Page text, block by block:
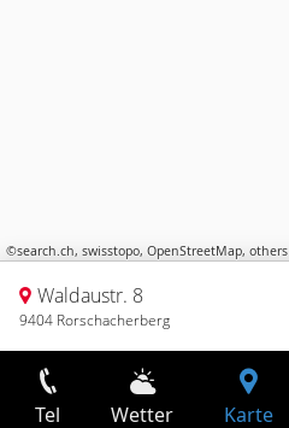
©search.ch, swisstopo, OpenStreetMap, others
Waldaustr. 8
9404 Rorschacherberg
Tel Wetter Karte